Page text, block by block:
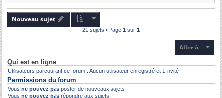
Nouveau sujet
21 sujets • Page 1 sur 1
Aller à
Qui est en ligne
Utilisateurs parcourant ce forum : Aucun utilisateur enregistré et 1 invité
Permissions du forum
Vous ne pouvez pas poster de nouveaux sujets
Vous ne pouvez pas répondre aux sujets